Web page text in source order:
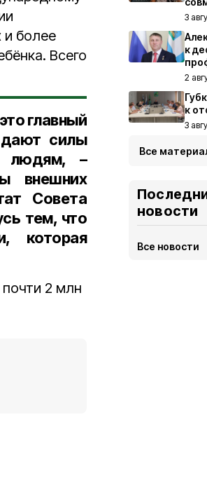
и более
Всего
главный
силы
людям, –
внешних
Совета
тем, что
которая
2 млн
3
к
2
к
3
Все
новости
Все новости